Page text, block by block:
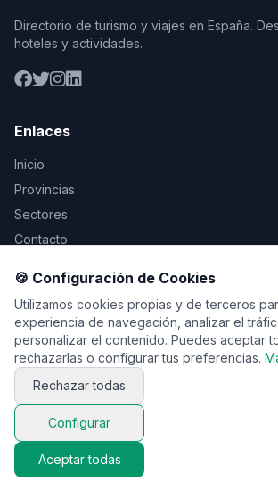
Directorio de turismo y viajes en España.
hoteles y actividades.
Enlaces
Inicio
Provincias
Sectores
Contacto
Legal
Aviso Legal
Privacidad
Cookies
© 2026 Vente de viaje. Todos los
🍪 Configuración de Cookies
Utilizamos cookies propias y de terceros
experiencia de navegación, analizar el
personalizar el contenido. Puedes aceptar
rechazarlas o configurar tus preferencias.
Rechazar todas
Configurar
Aceptar todas